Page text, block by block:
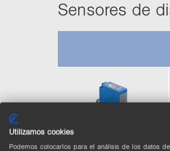
Sen­so­res de
Utilizamos cookies
Podemos colocarlos para el análisis de los datos